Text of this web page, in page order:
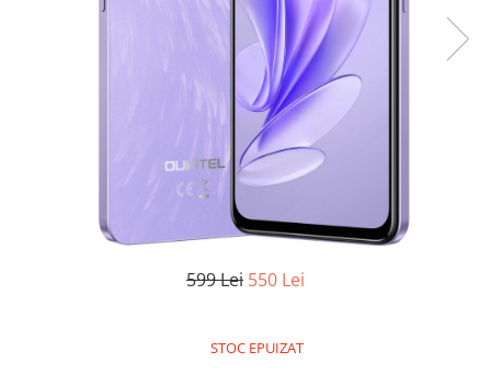
Slow Cooker
Friteuze Aer Cald / Air Fryer
599 Lei 550 Lei
STOC EPUIZAT